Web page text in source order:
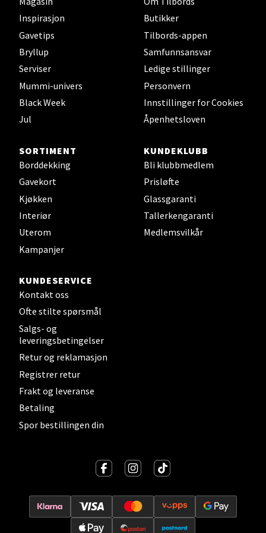
Inspirasjon
Gavetips
Bryllup
Serviser
Mummi-univers
Black Week
Jul
Butikker
Tilbords-appen
Samfunnsansvar
Ledige stillinger
Personvern
Innstillinger for Cookies
Åpenhetsloven
SORTIMENT
Borddekking
Gavekort
Kjøkken
Interiør
Uterom
Kampanjer
KUNDEKLUBB
Bli klubbmedlem
Prisløfte
Glassgaranti
Tallerkengaranti
Medlemsvilkår
KUNDESERVICE
Kontakt oss
Ofte stilte spørsmål
Salgs- og
leveringsbetingelser
Retur og reklamasjon
Registrer retur
Frakt og leveranse
Betaling
Spor bestillingen din
Sunndalsøra - Alti Sunndal
Alti Sunndal, Sunndalsveien 17, 6600 Sunndalsøra
Åpent i dag 10-19
0 i butikk
Jessheim - Thon Senter Jessheim
Storgata 6, 2050 Jessheim
Åpent i dag 10-21
0 i butikk
Kristiansand - Thon
Sørlandssenteret
Barstølveien 31, 4636 Kristiansand
Åpent i dag 10-21
0 i butikk
Fredrikstad - Torvbyen
Brochsgate 8, 1607 Fredrikstad